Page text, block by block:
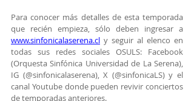
Para conocer más detalles de esta temporada
www.sinfonicalaserena.cl y seguir al elenco en
todas sus redes sociales OSULS: Facebook
(Orquesta Sinfónica Universidad de La Serena),
IG (@sinfonicalaserena), X (@sinfonicaLS) y el
canal Youtube donde pueden revivir conciertos
de temporadas anteriores.